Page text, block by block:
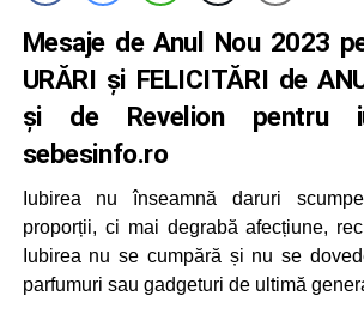
Mesaje de Anul Nou 2023
URĂRI și FELICITĂRI de
și de Revelion pentru
sebesinfo.ro
Iubirea nu înseamnă daruri
proporții, ci mai degrabă afecțiune,
Iubirea nu se cumpără și nu se
parfumuri sau gadgeturi de ultimă